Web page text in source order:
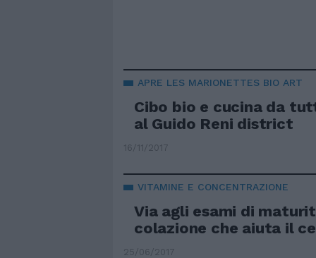
APRE LES MARIONETTES BIO ART
Cibo bio e cucina da
al Guido Reni district
16/11/2017
VITAMINE E CONCENTRAZIONE
Via agli esami di
colazione che aiuta il
25/06/2017